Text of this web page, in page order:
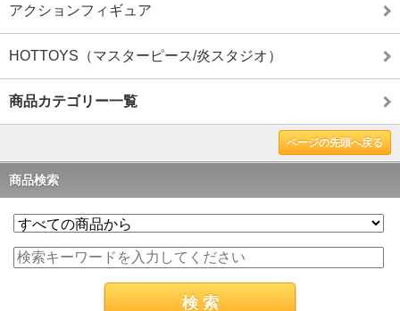
アクションフィギュア
HOTTOYS（マスターピース/炎スタジオ）
商品カテゴリー一覧
ページの先頭へ戻る
商品検索